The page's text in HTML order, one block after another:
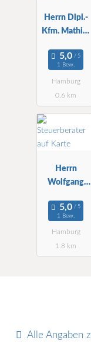
Herrn Dipl.-
Kfm. Mathias
Steuerberater
1 Bew.
Hamburg
0.6 km
Herrn
Wolfgang
Steuerberater
1 Bew.
Hamburg
1.8 km
Alle Angaben